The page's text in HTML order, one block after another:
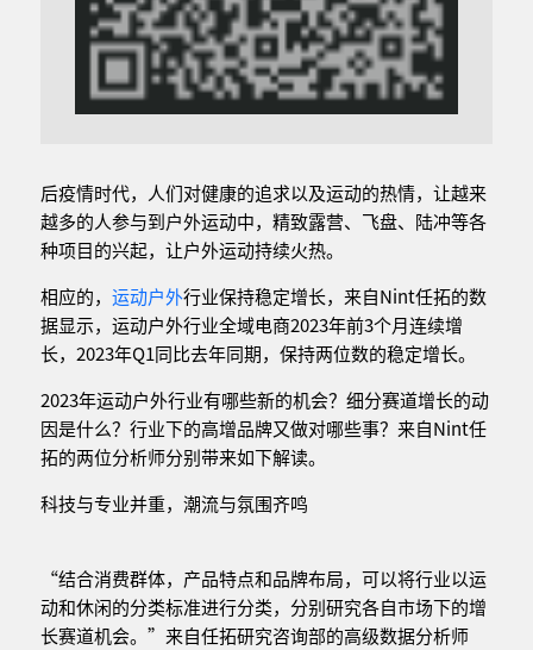
后疫情时代，人们对健康的追求以及运动的热情，让越来
越多的人参与到户外运动中，精致露营、飞盘、陆冲等各
种项目的兴起，让户外运动持续火热。
相应的， 运动户外行业保持稳定增长，来自Nint任拓的数
据显示，运动户外行业全域电商2023年前3个月连续增
长，2023年Q1同比去年同期，保持两位数的稳定增长。
2023年运动户外行业有哪些新的机会？细分赛道增长的动
因是什么？行业下的高增品牌又做对哪些事？来自Nint任
拓的两位分析师分别带来如下解读。
科技与专业并重，潮流与氛围齐鸣
“结合消费群体，产品特点和品牌布局，可以将行业以运
动和休闲的分类标准进行分类，分别研究各自市场下的增
长赛道机会。”来自任拓研究咨询部的高级数据分析师